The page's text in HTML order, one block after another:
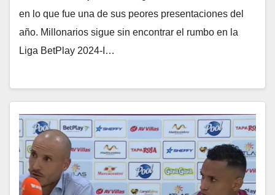
en lo que fue una de sus peores presentaciones del
año. Millonarios sigue sin encontrar el rumbo en la
Liga BetPlay 2024-I…